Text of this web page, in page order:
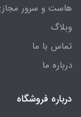
هاست و سرور
وبلاگ
تماس با ما
درباره ما
درباره فروشگاه